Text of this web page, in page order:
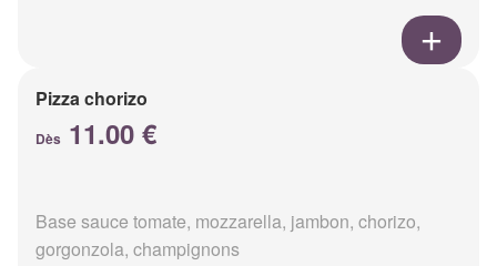
Pizza chorizo
Dès 11.00 €
Base sauce tomate, mozzarella, jambon, chorizo,
gorgonzola, champignons